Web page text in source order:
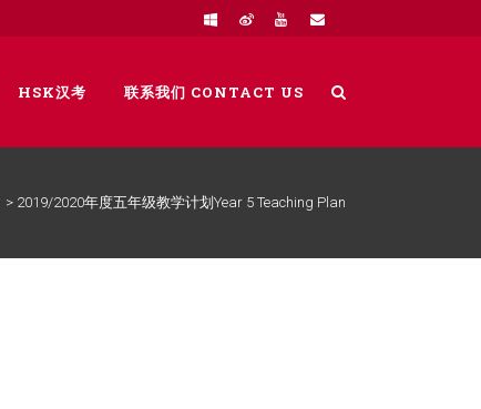
HSK汉考 联系我们 CONTACT US
> 2019/2020年度五年级教学计划Year 5 Teaching Plan